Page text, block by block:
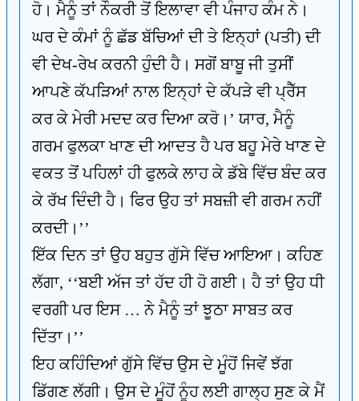
ਹੋ। ਮੈਨੂੰ ਤਾਂ ਨੌਕਰੀ ਤੋਂ ਇਲਾਵਾ ਵੀ ਪੰਜਾਹ ਕੰਮ ਨੇ।
ਘਰ ਦੇ ਕੰਮਾਂ ਨੂੰ ਛੱਡ ਬੱਚਿਆਂ ਦੀ ਤੇ ਇਨ੍ਹਾਂ (ਪਤੀ) ਦੀ
ਵੀ ਦੇਖ-ਰੇਖ ਕਰਨੀ ਹੁੰਦੀ ਹੈ। ਸਗੋਂ ਬਾਬੂ ਜੀ ਤੁਸੀਂ
ਆਪਣੇ ਕੱਪੜਿਆਂ ਨਾਲ ਇਨ੍ਹਾਂ ਦੇ ਕੱਪੜੇ ਵੀ ਪ੍ਰੈੱਸ
ਕਰ ਕੇ ਮੇਰੀ ਮਦਦ ਕਰ ਦਿਆ ਕਰੋ।’ ਯਾਰ, ਮੈਨੂੰ
ਗਰਮ ਫੁਲਕਾ ਖਾਣ ਦੀ ਆਦਤ ਹੈ ਪਰ ਬਹੂ ਮੇਰੇ ਖਾਣ ਦੇ
ਵਕਤ ਤੋਂ ਪਹਿਲਾਂ ਹੀ ਫੁਲਕੇ ਲਾਹ ਕੇ ਡੱਬੇ ਵਿੱਚ ਬੰਦ ਕਰ
ਕੇ ਰੱਖ ਦਿੰਦੀ ਹੈ। ਫਿਰ ਉਹ ਤਾਂ ਸਬਜ਼ੀ ਵੀ ਗਰਮ ਨਹੀਂ
ਕਰਦੀ।’’
ਇੱਕ ਦਿਨ ਤਾਂ ਉਹ ਬਹੁਤ ਗੁੱਸੇ ਵਿੱਚ ਆਇਆ। ਕਹਿਣ
ਲੱਗਾ, ‘‘ਬਈ ਅੱਜ ਤਾਂ ਹੱਦ ਹੀ ਹੋ ਗਈ। ਹੈ ਤਾਂ ਉਹ ਧੀ
ਵਰਗੀ ਪਰ ਇਸ … ਨੇ ਮੈਨੂੰ ਤਾਂ ਝੂਠਾ ਸਾਬਤ ਕਰ
ਦਿੱਤਾ।’’
ਇਹ ਕਹਿੰਦਿਆਂ ਗੁੱਸੇ ਵਿੱਚ ਉਸ ਦੇ ਮੂੰਹੋਂ ਜਿਵੇਂ ਝੱਗ
ਡਿੱਗਣ ਲੱਗੀ। ਉਸ ਦੇ ਮੂੰਹੋਂ ਨੂੰਹ ਲਈ ਗਾਲ੍ਹ ਸੁਣ ਕੇ ਮੈਂ